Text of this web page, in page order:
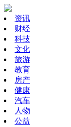
资讯
财经
科技
文化
旅游
教育
房产
健康
汽车
人物
公益